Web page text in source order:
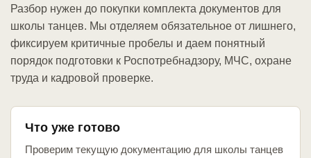
Разбор нужен до покупки комплекта документов для
школы танцев. Мы отделяем обязательное от лишнего,
фиксируем критичные пробелы и даем понятный
порядок подготовки к Роспотребнадзору, МЧС, охране
труда и кадровой проверке.
Что уже готово
Проверим текущую документацию для школы танцев